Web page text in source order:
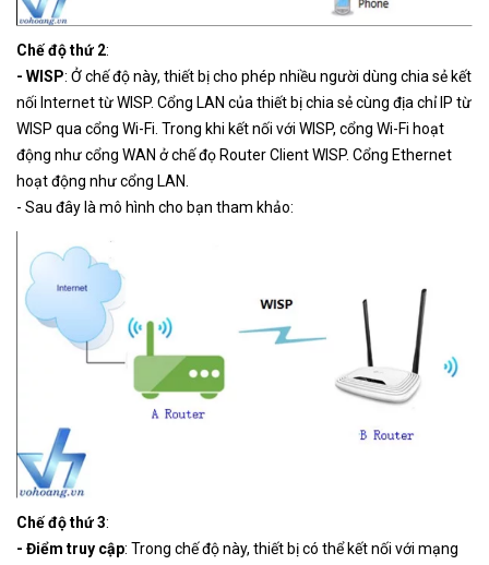
Chế độ thứ 2:
- WISP: Ở chế độ này, thiết bị cho phép nhiều người dùng chia sẻ kết
nối Internet từ WISP. Cổng LAN của thiết bị chia sẻ cùng địa chỉ IP từ
WISP qua cổng Wi-Fi. Trong khi kết nối với WISP, cổng Wi-Fi hoạt
động như cổng WAN ở chế đọ Router Client WISP. Cổng Ethernet
hoạt động như cổng LAN.
- Sau đây là mô hình cho bạn tham khảo:
Chế độ thứ 3:
- Điểm truy cập: Trong chế độ này, thiết bị có thể kết nối với mạng